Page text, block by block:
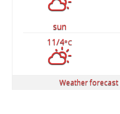
sun
11/4°C
Weather forecast